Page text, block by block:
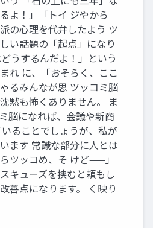
よ！」「トイ ジやから
の心理を代弁したよう ツ
い話題の「起点」になり
うするんだよ！」という
れ に、「おそらく、ここ
るみんなが思 ツッコミ脳
黙も怖くありません。 ま
脳になれば、会議や新商
ることでしょうが、私が
ます 常識な部分に人とは
ツッコめ、そ けど——」
キューズを挟むと頼もし
善点になります。 く映り